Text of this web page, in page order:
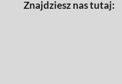
Znajdziesz nas tutaj: